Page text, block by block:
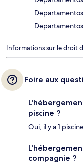
Informations sur le droit
Foire aux
piscine ?
Oui, il y a 1
compagnie ?